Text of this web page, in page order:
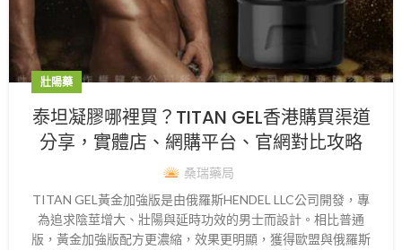
壯陽藥
泰坦凝膠哪裡買？TITAN GEL香港購買渠道
分享，實體店、網購平台、官網對比攻略
桑瑞藥局
TITAN GEL黃金加強版是由俄羅斯HENDEL LLC公司開發，專
為追求陰莖增大、壯陽與延時功效的男士而設計。相比普通
版，黃金加強版配方更濃縮，效果更明顯，獲得歐盟與俄羅斯